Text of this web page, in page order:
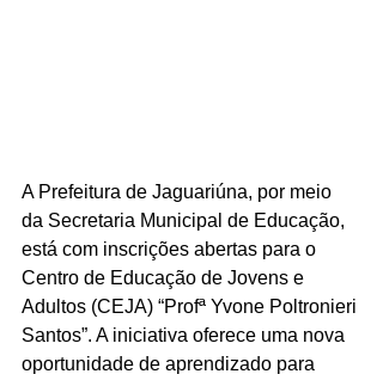
A Prefeitura de Jaguariúna, por meio
da Secretaria Municipal de Educação,
está com inscrições abertas para o
Centro de Educação de Jovens e
Adultos (CEJA) “Profª Yvone Poltronieri
Santos”. A iniciativa oferece uma nova
oportunidade de aprendizado para